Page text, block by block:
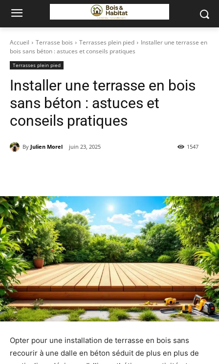
Accueil Terrasse bois Terrasses plein pied
Installer une terrasse en
bois sans béton : astuces et conseils pratiques
Terrasses plein pied
Installer une terrasse en bois
sans béton : astuces et
conseils pratiques
By Julien Morel juin 23, 2025 1547
Opter pour une installation de terrasse en bois sans
recourir à une dalle en béton séduit de plus en plus de